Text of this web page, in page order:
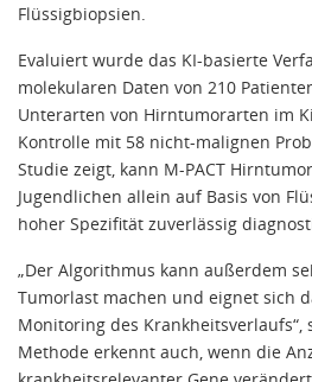
Flüssigbiopsien.
Evaluiert wurde das KI-basierte
molekularen Daten von 210
Unterarten von Hirntumorarten im
Kontrolle mit 58 nicht-malignen
Studie zeigt, kann M-PACT
Jugendlichen allein auf Basis von
hoher Spezifität zuverlässig
„Der Algorithmus kann außerdem
Tumorlast machen und eignet sich
Monitoring des Krankheitsverlaufs“,
Methode erkennt auch, wenn die